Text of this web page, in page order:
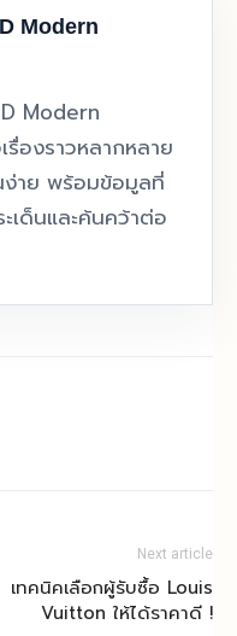
Modern
Modern
รื่องราวหลากหลาย
าย พร้อมข้อมูลที่
ะเด็นและค้นคว้าต่อ
Next article
เทคนิคเลือกผู้รับซื้อ Louis
Vuitton ให้ได้ราคาดี !